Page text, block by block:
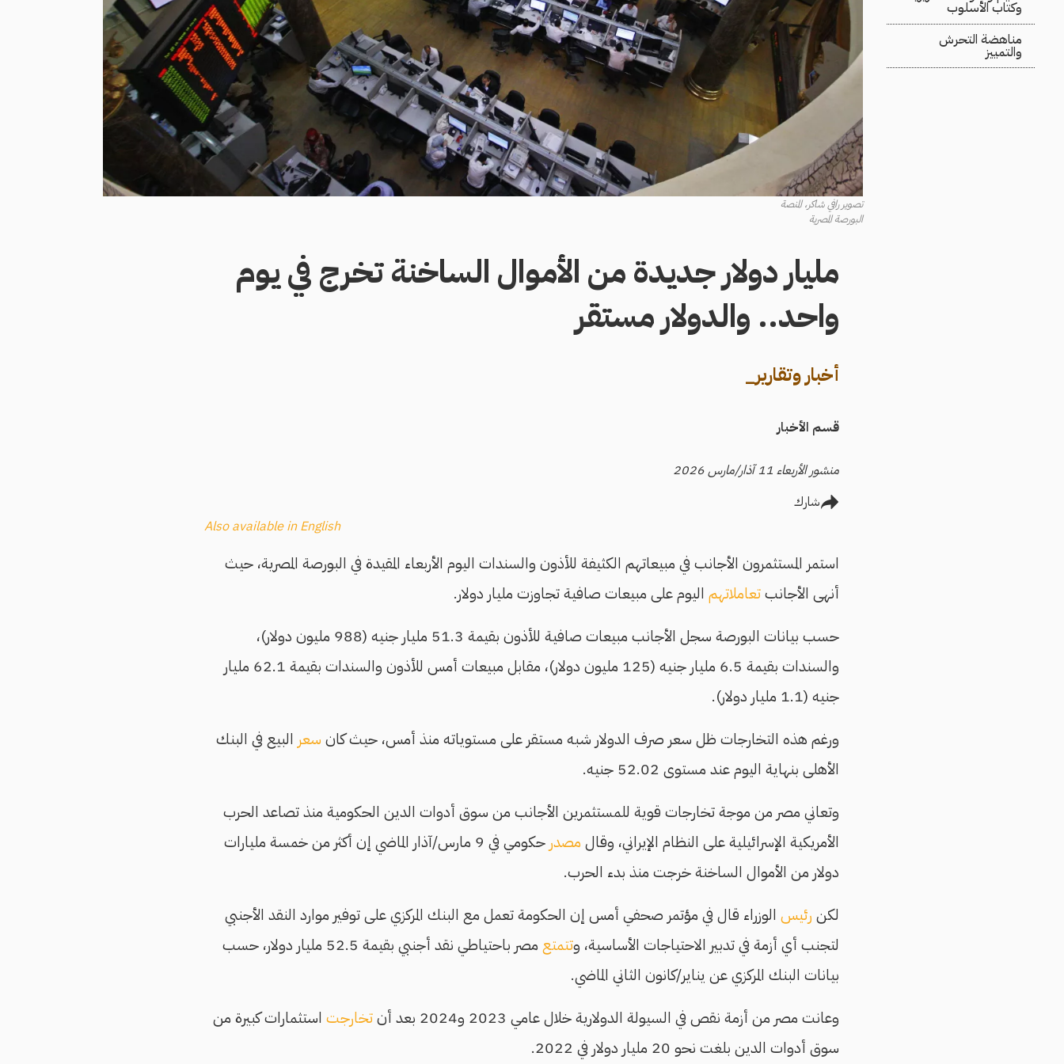
وكتاب الأسلوب
مناهضة التحرش
والتمييز
تصوير رافي شاكر، المنصة
البورصة المصرية
مليار دولار جديدة من الأموال الساخنة تخرج في يوم
واحد.. والدولار مستقر
أخبار وتقارير_
قسم الأخبار
منشور الأربعاء 11 آذار/مارس 2026
شارك
Also available in English
استمر المستثمرون الأجانب في مبيعاتهم الكثيفة للأذون والسندات اليوم الأربعاء المقيدة في البورصة المصرية، حيث
أنهى الأجانبتعاملاتهماليوم على مبيعات صافية تجاوزت مليار دولار.
حسب بيانات البورصة سجل الأجانب مبيعات صافية للأذون بقيمة 51.3 مليار جنيه (988 مليون دولار)،
والسندات بقيمة 6.5 مليار جنيه (125 مليون دولار)، مقابل مبيعات أمس للأذون والسندات بقيمة 62.1 مليار
جنيه (1.1 مليار دولار).
ورغم هذه التخارجات ظل سعر صرف الدولار شبه مستقر على مستوياته منذ أمس، حيث كان سعر البيع في البنك
الأهلى بنهاية اليوم عند مستوى 52.02 جنيه.
وتعاني مصر من موجة تخارجات قوية للمستثمرين الأجانب من سوق أدوات الدين الحكومية منذ تصاعد الحرب
الأمريكية الإسرائيلية على النظام الإيراني، وقال مصدر
حكومي في 9 مارس/آذار الماضي إن أكثر من خمسة مليارات
دولار من الأموال الساخنة خرجت منذ بدء الحرب.
لكن رئيسالوزراء قال في مؤتمر صحفي أمس إن الحكومة تعمل مع البنك المركزي على توفير موارد النقد الأجنبي
لتجنب أي أزمة في تدبير الاحتياجات الأساسية، وتتمتع
مصر باحتياطي نقد أجنبي بقيمة 52.5 مليار دولار، حسب
بيانات البنك المركزي عن يناير/كانون الثاني الماضي.
وعانت مصر من أزمة نقص في السيولة الدولارية خلال عامي 2023 و2024 بعد أن
تخارجتاستثمارات كبيرة من
سوق أدوات الدين بلغت نحو 20 مليار دولار في 2022.